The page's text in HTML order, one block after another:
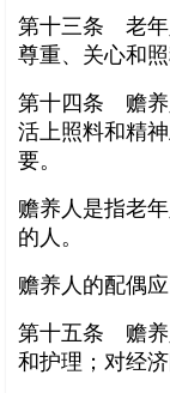
第十三条 老年
尊重、关心和照
第十四条 赡养
活上照料和精
要。
赡养人是指老
的人。
赡养人的配偶
第十五条 赡养
和护理；对经